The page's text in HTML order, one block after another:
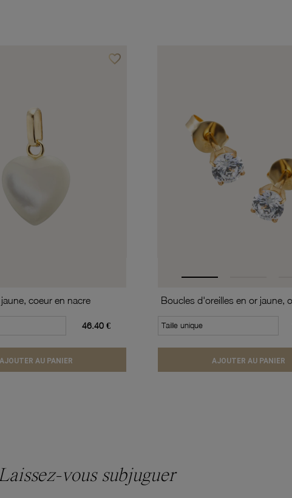
favorite_borderAjouter à vos favoris
coeur en nacre
46.40 €
AJOUTER AU PANIER
Taille unique
AJOUTER AU PANIER
vous subjuguer